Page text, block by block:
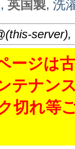
, 英国製, 洗
ージは
テナン
切れ等